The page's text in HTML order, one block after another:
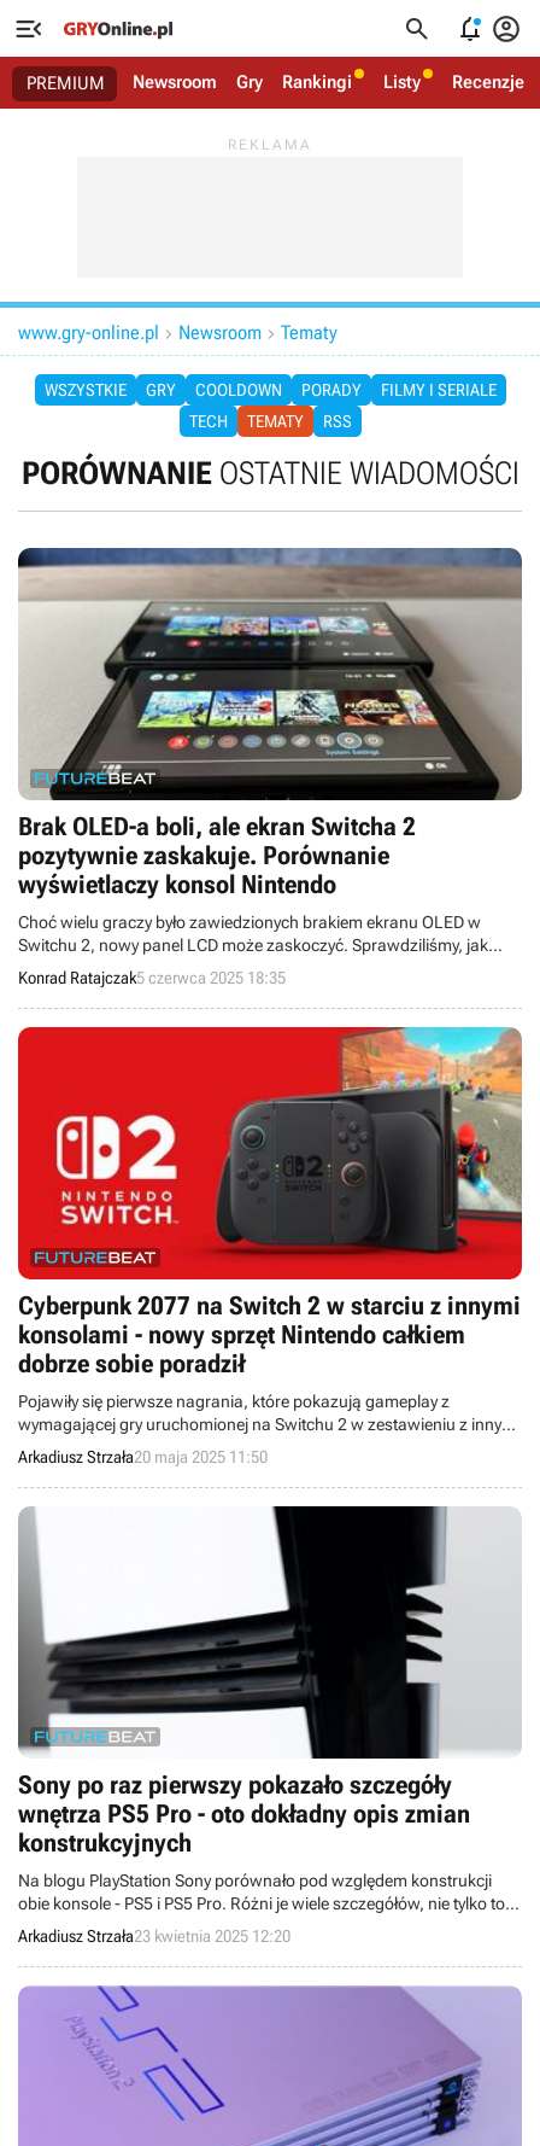
   
PREMIUM Newsroom Gry Rankingi Listy Recenzje
www.gry-online.pl  Newsroom  Tematy
WSZYSTKIE GRY COOLDOWN PORADY
FILMY I SERIALE
TECH
TEMATY RSS
PORÓWNANIEOSTATNIE WIADOMOŚCI
Brak OLED-a boli, ale ekran Switcha 2
pozytywnie zaskakuje. Porównanie
wyświetlaczy konsol Nintendo
Choć wielu graczy było zawiedzionych brakiem ekranu OLED w
Switchu 2, nowy panel LCD może zaskoczyć. Sprawdziliśmy, jak
prezentuje się w praktyce i czy rzeczywiście ustępuje poprzednikowi.
Konrad Ratajczak5 czerwca 2025 18:35
Cyberpunk 2077 na Switch 2 w starciu z innymi
konsolami - nowy sprzęt Nintendo całkiem
dobrze sobie poradził
Pojawiły się pierwsze nagrania, które pokazują gameplay z
wymagającej gry uruchomionej na Switchu 2 w zestawieniu z innymi
platformami. Choć nie udało się zwyciężyć, konsola Nintendo nie ma
czego się wstydzić.
Arkadiusz Strzała20 maja 2025 11:50
Sony po raz pierwszy pokazało szczegóły
wnętrza PS5 Pro - oto dokładny opis zmian
konstrukcyjnych
Na blogu PlayStation Sony porównało pod względem konstrukcji
obie konsole - PS5 i PS5 Pro. Różni je wiele szczegółów, nie tylko to,
co widać w specyfikacji technicznej.
Arkadiusz Strzała23 kwietnia 2025 12:20